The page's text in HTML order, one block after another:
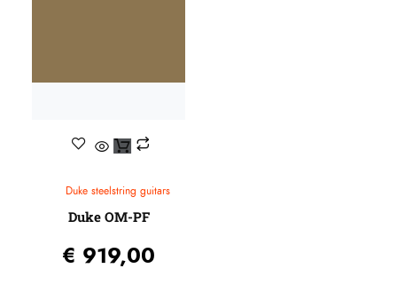
Duke steelstring guitars
Duke OM-PF
€ 919,00